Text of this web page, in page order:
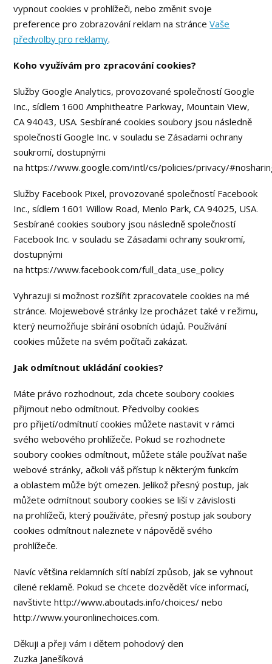
vypnout cookies v prohlížeči, nebo změnit svoje
preference pro zobrazování reklam na stránceVaše
předvolby pro reklamy.
Koho využívám pro zpracování cookies?
Služby Google Analytics, provozované společností Google
Inc., sídlem 1600 Amphitheatre Parkway, Mountain View,
CA 94043, USA. Sesbírané cookies soubory jsou následně
společností Google Inc. v souladu se Zásadami ochrany
soukromí, dostupnými
na https://www.google.com/intl/cs/policies/privacy/
Služby Facebook Pixel, provozované společností Facebook
Inc., sídlem 1601 Willow Road, Menlo Park, CA 94025, USA.
Sesbírané cookies soubory jsou následně společností
Facebook Inc. v souladu se Zásadami ochrany soukromí,
dostupnými
na https://www.facebook.com/full_data_use_policy
Vyhrazuji si možnost rozšířit zpracovatele cookies na mé
stránce. Mojewebové stránky lze procházet také v režimu,
který neumožňuje sbírání osobních údajů. Používání
cookies můžete na svém počítači zakázat.
Jak odmítnout ukládání cookies?
Máte právo rozhodnout, zda chcete soubory cookies
přijmout nebo odmítnout. Předvolby cookies
pro přijetí/odmítnutí cookies můžete nastavit v rámci
svého webového prohlížeče. Pokud se rozhodnete
soubory cookies odmítnout, můžete stále používat naše
webové stránky, ačkoli váš přístup k některým funkcím
a oblastem může být omezen. Jelikož přesný postup, jak
můžete odmítnout soubory cookies se liší v závislosti
na prohlížeči, který používáte, přesný postup jak soubory
cookies odmítnout naleznete v nápovědě svého
prohlížeče.
Navíc většina reklamních sítí nabízí způsob, jak se vyhnout
cílené reklamě. Pokud se chcete dozvědět více informací,
navštivte http://www.aboutads.info/choices/ nebo
http://www.youronlinechoices.com.
Děkuji a přeji vám i dětem pohodový den
Zuzka Janešíková